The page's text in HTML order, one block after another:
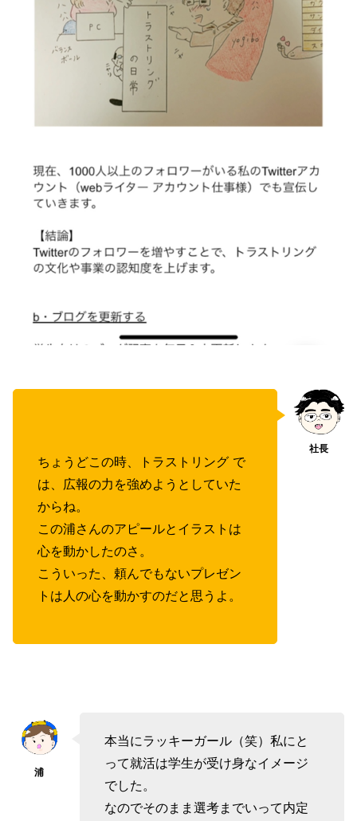
ちょうどこの時、トラストリング で
は、広報の力を強めようとしていた
からね。
この浦さんのアピールとイラストは
心を動かしたのさ。
こういった、頼んでもないプレゼン
トは人の心を動かすのだと思うよ。
本当にラッキーガール（笑）私にと
って就活は学生が受け身なイメージ
でした。
なのでそのまま選考までいって内定